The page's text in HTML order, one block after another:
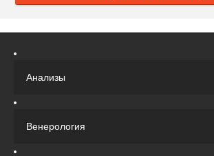
Анализы
Венерология